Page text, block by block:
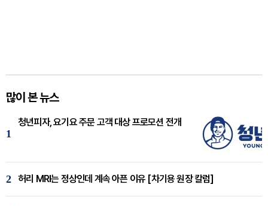
많이 본 뉴스
1
청년피자, 요기요 주문 고객 대상 프로모션 전개
2 허리 MRI는 정상인데 계속 아픈 이유 [차기용 원장 칼럼]